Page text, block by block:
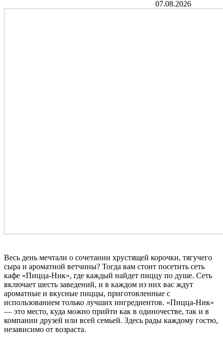
07.08.2026
Весь день мечтали о сочетании хрустящей корочки, тягучего
сыра и ароматной ветчины? Тогда вам стоит посетить сеть
кафе «Пицца-Ник», где каждый найдет пиццу по душе. Сеть
включает шесть заведений, и в каждом из них вас ждут
ароматные и вкусные пиццы, приготовленные с
использованием только лучших ингредиентов. «Пицца-Ник»
— это место, куда можно прийти как в одиночестве, так и в
компании друзей или всей семьей. Здесь рады каждому гостю,
независимо от возраста.